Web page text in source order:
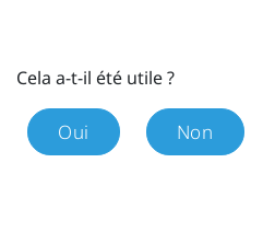
Cela a-t-il été utile ?
Oui Non